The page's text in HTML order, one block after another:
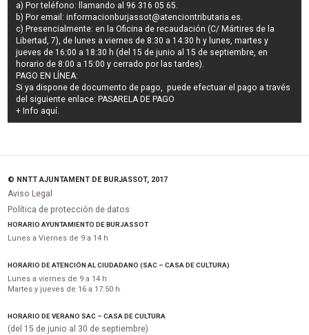
a) Por teléfono: llamando al 96 316 05 65.
b) Por email:informacionburjassot@atenciontributaria.es.
c) Presencialmente: en la Oficina de recaudación (C/ Mártires de la
Libertad, 7), de lunes a viernes de 8:30 a 14:30 h y lunes, martes y
jueves de 16:00 a 18:30 h (del 15 de junio al 15 de septiembre, en
horario de 8:00 a 15:00 y cerrado por las tardes).
PAGO EN LÍNEA:
Si ya dispone de documento de pago, puede efectuar el pago a través
del siguiente enlace: PASARELA DE PAGO
+ Info aquí.
© NNTT AJUNTAMENT DE BURJASSOT, 2017
Aviso Legal
Política de protección de datos
HORARIO AYUNTAMIENTO DE BURJASSOT
Lunes a Viernes de 9 a 14 h
HORARIO DE ATENCIÓN AL CIUDADANO (SAC – CASA DE CULTURA)
Lunes a viernes de 9 a 14 h
Martes y jueves de 16 a 17:50 h
HORARIO DE VERANO SAC – CASA DE CULTURA
(del 15 de junio al 30 de septiembre)